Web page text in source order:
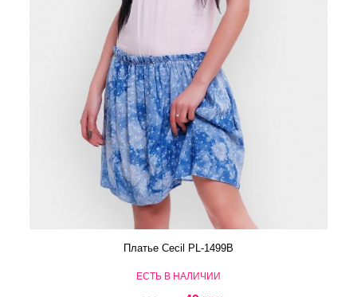
Платье Cecil PL-1499B
ЕСТЬ В НАЛИЧИИ